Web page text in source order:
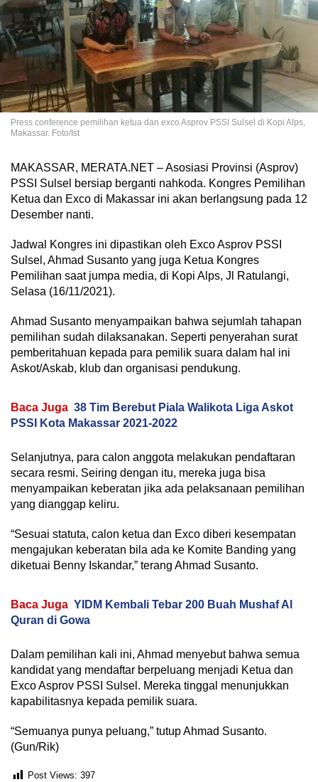
Press conference pemilihan ketua dan exco Asprov PSSI Sulsel di Kopi Alps,
Makassar. Foto/Ist
MAKASSAR, MERATA.NET – Asosiasi Provinsi (Asprov)
PSSI Sulsel bersiap berganti nahkoda. Kongres Pemilihan
Ketua dan Exco di Makassar ini akan berlangsung pada 12
Desember nanti.
Jadwal Kongres ini dipastikan oleh Exco Asprov PSSI
Sulsel, Ahmad Susanto yang juga Ketua Kongres
Pemilihan saat jumpa media, di Kopi Alps, Jl Ratulangi,
Selasa (16/11/2021).
Ahmad Susanto menyampaikan bahwa sejumlah tahapan
pemilihan sudah dilaksanakan. Seperti penyerahan surat
pemberitahuan kepada para pemilik suara dalam hal ini
Askot/Askab, klub dan organisasi pendukung.
Baca Juga 38 Tim Berebut Piala Walikota Liga Askot
PSSI Kota Makassar 2021-2022
Selanjutnya, para calon anggota melakukan pendaftaran
secara resmi. Seiring dengan itu, mereka juga bisa
menyampaikan keberatan jika ada pelaksanaan pemilihan
yang dianggap keliru.
“Sesuai statuta, calon ketua dan Exco diberi kesempatan
mengajukan keberatan bila ada ke Komite Banding yang
diketuai Benny Iskandar,” terang Ahmad Susanto.
Baca Juga YIDM Kembali Tebar 200 Buah Mushaf Al
Quran di Gowa
Dalam pemilihan kali ini, Ahmad menyebut bahwa semua
kandidat yang mendaftar berpeluang menjadi Ketua dan
Exco Asprov PSSI Sulsel. Mereka tinggal menunjukkan
kapabilitasnya kepada pemilik suara.
“Semuanya punya peluang,” tutup Ahmad Susanto.
(Gun/Rik)
Post Views: 397